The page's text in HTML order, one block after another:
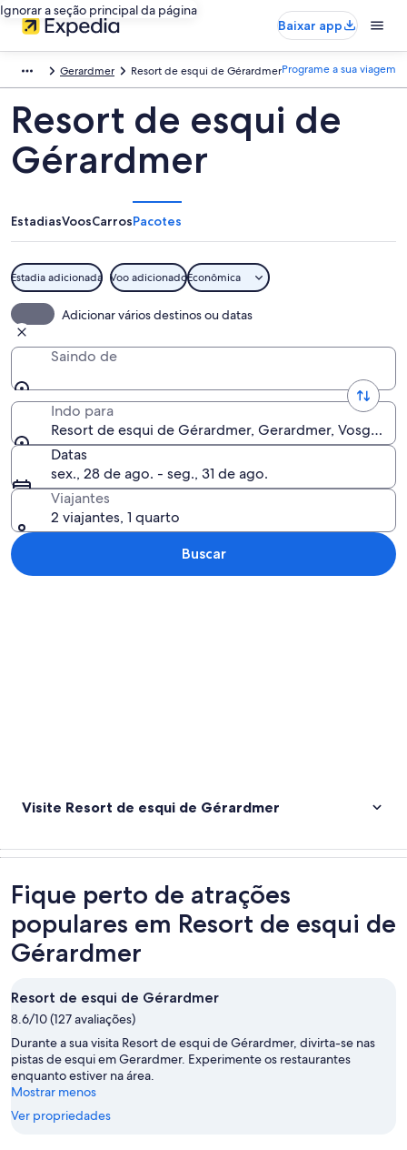
Ignorar a seção principal da página
Baixar app
Gerardmer Resort de esqui de GérardmerPrograme a sua viagem
Resort de esqui de
Gérardmer
EstadiasVoosCarrosPacotes
Estadia adicionada Voo adicionadoEconômica
Adicionar vários destinos ou datas
Saindo de
Indo para
Resort de esqui de Gérardmer, Gerardmer, Vosges
Datas
sex., 28 de ago. - seg., 31 de ago.
Viajantes
2 viajantes, 1 quarto
Buscar
Visite Resort de esqui de Gérardmer
Fique perto de atrações
populares em Resort de esqui de
Gérardmer
Resort de esqui de Gérardmer
8.6/10 (127 avaliações)
Durante a sua visita Resort de esqui de Gérardmer, divirta-se nas
pistas de esqui em Gerardmer. Experimente os restaurantes
enquanto estiver na área.
Mostrar menos
Ver propriedades